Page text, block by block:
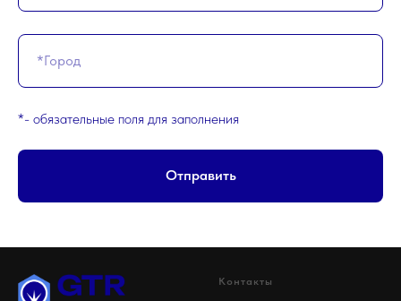
*- обязательные поля для заполнения
Отправить
Контакты